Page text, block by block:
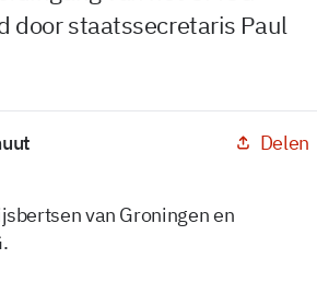
door staatssecretaris Paul
Delen
van Groningen en